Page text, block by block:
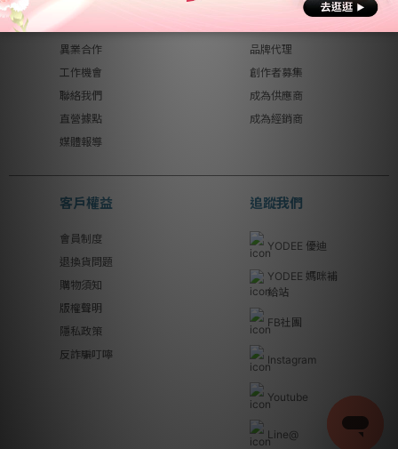
關於我們
異業合作
工作機會
聯絡我們
直營據點
媒體報導
品牌代理
創作者募集
成為供應商
成為經銷商
客戶權益
會員制度
退換貨問題
購物須知
版權聲明
隱私政策
反詐騙叮嚀
追蹤我們
YODEE 優迪
YODEE 媽咪補
給站
FB社團
Instagram
Youtube
Line@